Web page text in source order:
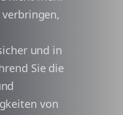
und in
Sie die
von